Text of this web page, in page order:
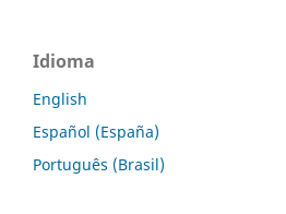
Idioma
English
Español (España)
Português (Brasil)